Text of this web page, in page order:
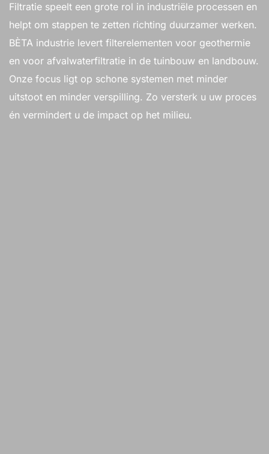
Filtratie speelt een grote rol in industriële processen en
helpt om stappen te zetten richting duurzamer werken.
BÈTA industrie levert filterelementen voor geothermie
en voor afvalwaterfiltratie in de tuinbouw en landbouw.
Onze focus ligt op schone systemen met minder
uitstoot en minder verspilling. Zo versterk u uw proces
én vermindert u de impact op het milieu.